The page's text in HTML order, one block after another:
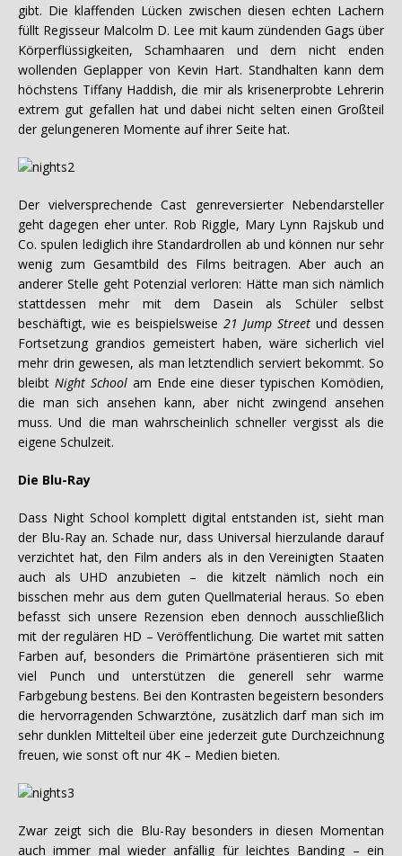
gibt. Die klaffenden Lücken zwischen diesen echten Lachern
füllt Regisseur Malcolm D. Lee mit kaum zündenden Gags über
Körperflüssigkeiten, Schamhaaren und dem nicht enden
wollenden Geplapper von Kevin Hart. Standhalten kann dem
höchstens Tiffany Haddish, die mir als krisenerprobte Lehrerin
extrem gut gefallen hat und dabei nicht selten einen Großteil
der gelungeneren Momente auf ihrer Seite hat.
Der vielversprechende Cast genreversierter Nebendarsteller
geht dagegen eher unter. Rob Riggle, Mary Lynn Rajskub und
Co. spulen lediglich ihre Standardrollen ab und können nur sehr
wenig zum Gesamtbild des Films beitragen. Aber auch an
anderer Stelle geht Potenzial verloren: Hätte man sich nämlich
stattdessen mehr mit dem Dasein als Schüler selbst
beschäftigt, wie es beispielsweise 21 Jump Street und dessen
Fortsetzung grandios gemeistert haben, wäre sicherlich viel
mehr drin gewesen, als man letztendlich serviert bekommt. So
bleibt Night Schoolam Ende eine dieser typischen Komödien,
die man sich ansehen kann, aber nicht zwingend ansehen
muss. Und die man wahrscheinlich schneller vergisst als die
eigene Schulzeit.
Die Blu-Ray
Dass Night School komplett digital entstanden ist, sieht man
der Blu-Ray an. Schade nur, dass Universal hierzulande darauf
verzichtet hat, den Film anders als in den Vereinigten Staaten
auch als UHD anzubieten – die kitzelt nämlich noch ein
bisschen mehr aus dem guten Quellmaterial heraus. So eben
befasst sich unsere Rezension eben dennoch ausschließlich
mit der regulären HD – Veröffentlichung. Die wartet mit satten
Farben auf, besonders die Primärtöne präsentieren sich mit
viel Punch und unterstützen die generell sehr warme
Farbgebung bestens. Bei den Kontrasten begeistern besonders
die hervorragenden Schwarztöne, zusätzlich darf man sich im
sehr dunklen Mittelteil über eine jederzeit gute Durchzeichnung
freuen, wie sonst oft nur 4K – Medien bieten.
Zwar zeigt sich die Blu-Ray besonders in diesen Momentan
auch immer mal wieder anfällig für leichtes Banding – ein